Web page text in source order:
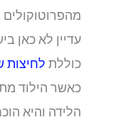
מהפרוטוקולים
עדיין לא כאן
כוללתלחיצות של
כאשר הילוד
הלידה והיא